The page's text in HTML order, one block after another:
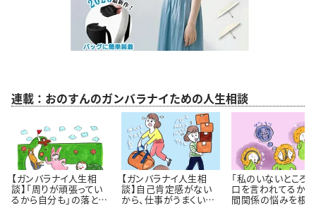
連載：おのすんのガンバラナイための人生相談
【ガンバラナイ人生相
談】「周りが頑張ってい
るから自分も」の落とし
【ガンバラナイ人生相
談】自己肯定感がない
から、仕事がうまくいき
「私のいないところ
口を言われてるかも
間関係の悩みを根っ